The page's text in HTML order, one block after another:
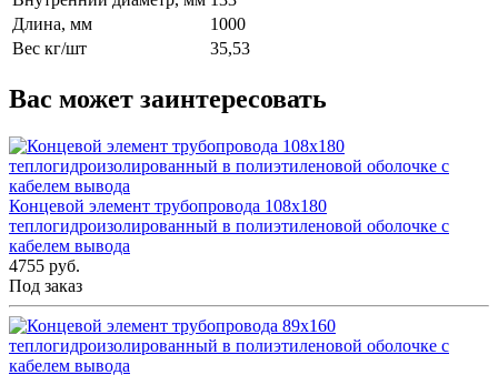
Длина, мм
1000
Вес кг/шт
35,53
Вас может заинтересовать
Концевой элемент трубопровода 108x180
теплогидроизолированный в полиэтиленовой оболочке с
кабелем вывода
4755 руб.
Под заказ